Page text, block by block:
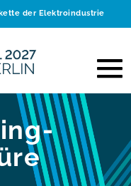
der Elektroindustrie